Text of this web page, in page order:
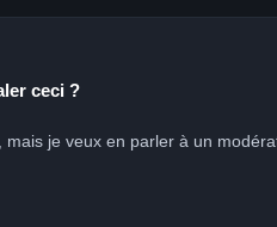
ceci ?